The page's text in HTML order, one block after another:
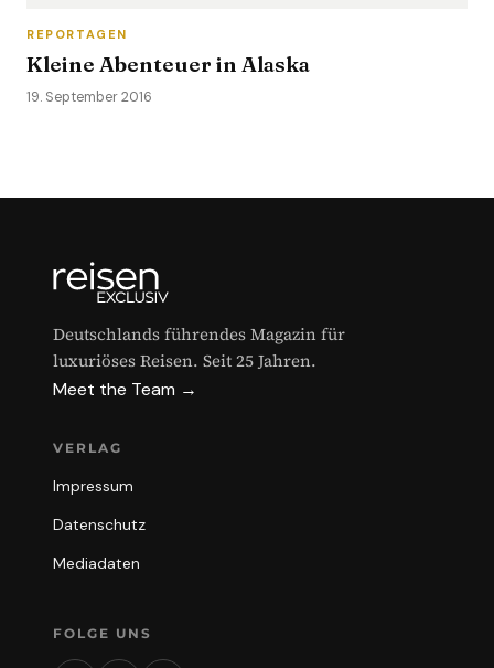
REPORTAGEN
Kleine Abenteuer in Alaska
19. September 2016
Deutschlands führendes Magazin für
luxuriöses Reisen. Seit 25 Jahren.
Meet the Team →
VERLAG
Impressum
Datenschutz
Mediadaten
FOLGE UNS